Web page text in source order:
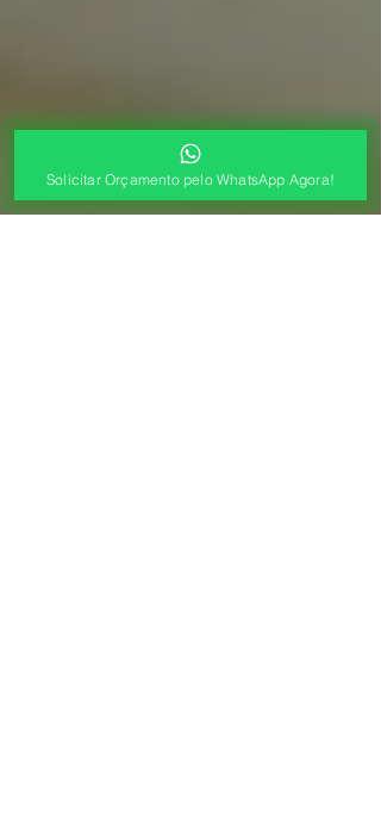
Solicitar Orçamento pelo WhatsApp Agora!